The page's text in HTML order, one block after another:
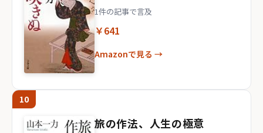
1件の記事で言及
￥641
Amazonで見る →
10
旅の作法、人生の極意